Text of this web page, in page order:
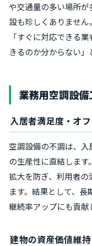
や交通量の多い場所
設も珍しくありませ
「すぐに対応できる
きるのか分からない」
業務用空調設
入居者満足度・オ
空調設備の不調は、
の生産性に直結しま
拡大を防ぎ、利用者
ます。結果として、
継続率アップにも貢献
建物の資産価値維